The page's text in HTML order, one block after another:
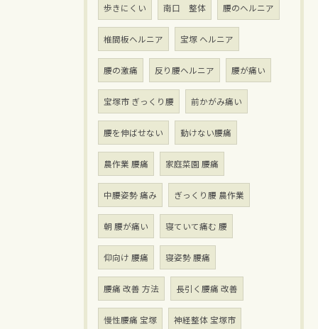
歩きにくい 南口 整体 腰のヘルニア
椎間板ヘルニア 宝塚 ヘルニア
腰の激痛 反り腰ヘルニア 腰が痛い
宝塚市 ぎっくり腰 前かがみ痛い
腰を伸ばせない 動けない腰痛
農作業 腰痛 家庭菜園 腰痛
中腰姿勢 痛み ぎっくり腰 農作業
朝 腰が痛い 寝ていて痛む 腰
仰向け 腰痛 寝姿勢 腰痛
腰痛 改善 方法 長引く腰痛 改善
慢性腰痛 宝塚 神経整体 宝塚市